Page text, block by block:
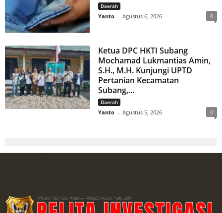
Daerah
Yanto - Agustus 6, 2026 0
Ketua DPC HKTI Subang
Mochamad Lukmantias Amin,
S.H., M.H. Kunjungi UPTD
Pertanian Kecamatan
Subang,...
Daerah
Yanto - Agustus 5, 2026 0